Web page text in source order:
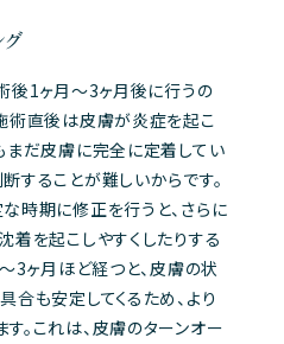
グ
後1ヶ月～3ヶ月後に行うの
術直後は皮膚が炎症を起こ
まだ皮膚に完全に定着してい
することが難しいからです。
時期に修正を行うと、さらに
着を起こしやすくしたりする
3ヶ月ほど経つと、皮膚の状
合も安定してくるため、より
。これは、皮膚のターンオー